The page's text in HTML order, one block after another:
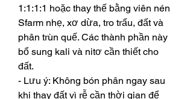
1:1:1:1 hoặc thay thế bằng viên nén
Sfarm nhẹ, xơ dừa, tro trấu, đất và
phân trùn quế. Các thành phần này
bổ sung kali và nitơ cần thiết cho
đất.
- Lưu ý: Không bón phân ngay sau
khi thay đất vì rễ cần thời gian để